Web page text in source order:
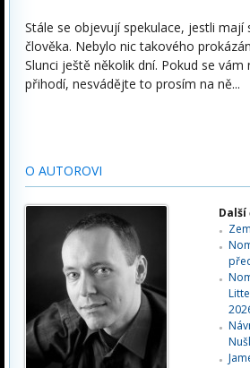
Stále se objevují spekulace, jestli mají
člověka. Nebylo nic takového
Slunci ještě několik dní. Pokud se
přihodí, nesvádějte to prosím na ně...
O AUTOROVI